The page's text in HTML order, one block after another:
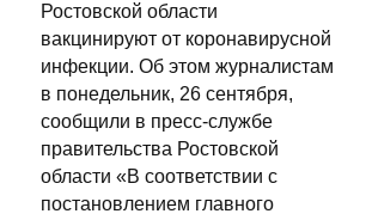
Ростовской области
вакцинируют от коронавирусной
инфекции. Об этом журналистам
в понедельник, 26 сентября,
сообщили в пресс-службе
правительства Ростовской
области «В соответствии с
постановлением главного